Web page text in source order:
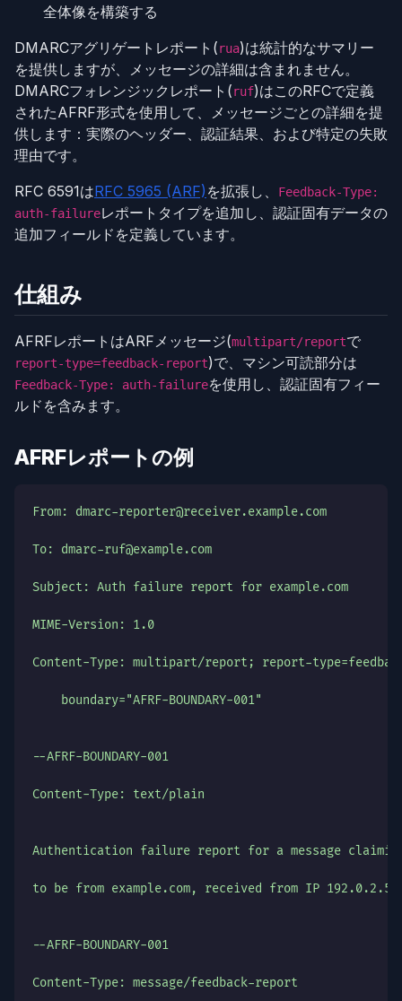
全体像を構築する
DMARCアグリゲートレポート(rua)は統計的なサマリー
を提供しますが、メッセージの詳細は含まれません。
DMARCフォレンジックレポート(ruf)はこのRFCで定義
されたAFRF形式を使用して、メッセージごとの詳細を提
供します：実際のヘッダー、認証結果、および特定の失敗
理由です。
RFC 6591はRFC 5965 (ARF) を拡張し、
Feedback-Type:
auth-failureレポートタイプを追加し、認証固有データの
追加フィールドを定義しています。
仕組み
AFRFレポートはARFメッセージ(multipart/reportで
report-type=feedback-report)で、マシン可読部分は
Feedback-Type: auth-failureを使用し、認証固有フィー
ルドを含みます。
AFRFレポートの例
From: dmarc-reporter@receiver.example.com
To: dmarc-ruf@example.com
Subject: Auth failure report for example.com
MIME-Version: 1.0
Content-Type: multipart/report; report-
    boundary="AFRF-BOUNDARY-001"
--AFRF-BOUNDARY-001
Content-Type: text/plain
Authentication failure report for a message
to be from example.com, received from IP
--AFRF-BOUNDARY-001
Content-Type: message/feedback-report